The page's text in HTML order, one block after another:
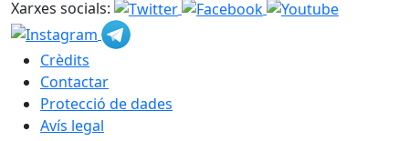
Xarxes socials:
Crèdits
Contactar
Protecció de dades
Avís legal